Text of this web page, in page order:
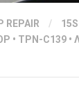
REPAIR /
• TPN-C139 •